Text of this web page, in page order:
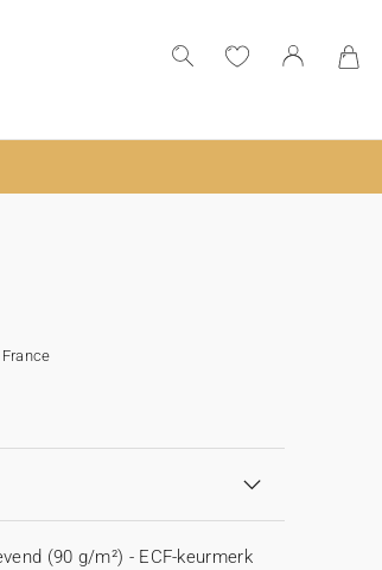
(90 g/m²) - ECF-keurmerk